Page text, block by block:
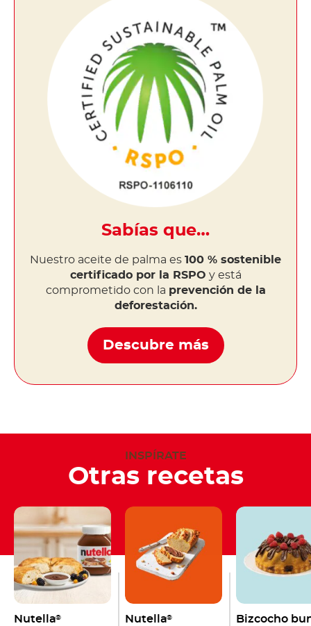
Sabías que…
Nuestro aceite de palma es 100 % sostenible
certificado por la RSPO y está
comprometido con la prevención de la
deforestación.
Descubre más
INSPÍRATE
Otras recetas
Nutella® Nutella®
Bizcocho